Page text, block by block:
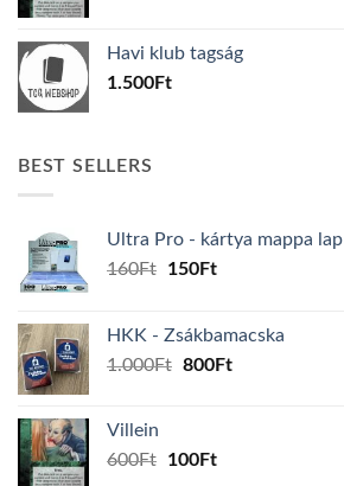
600Ft.100Ft.
Havi klub tagság
1.500Ft
BEST SELLERS
Ultra Pro - kártya mappa lap
160Ft
Original
160Ft.
150FtCurrent
150Ft.
HKK - Zsákbamacska
1.000Ft Original
800FtCurrent
Villein
600Ft
Original
100FtCurrent